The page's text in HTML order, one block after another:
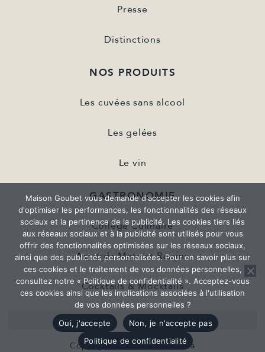
Presse
Distinctions
NOS PRODUITS
Les cuvées sans alcool
Les gelées
Le vin
GASTRONOMIE
Collège Culinaire
Accords Mets et Raisins
Cocktails & Mocktails
Copyright © 2023 - Komunika
Maison Goubet vous demande d'accepter les cookies afin
d'optimiser les performances, les fonctionnalités des réseaux
sociaux et la pertinence de la publicité. Les cookies tiers liés
aux réseaux sociaux et à la publicité sont utilisés pour vous
offrir des fonctionnalités optimisées sur les réseaux sociaux,
ainsi que des publicités personnalisées. Pour en savoir plus sur
ces cookies et le traitement de vos données personnelles,
consultez notre « Politique de confidentialité ». Acceptez-vous
ces cookies ainsi que les implications associées à l'utilisation
de vos données personnelles ?
Oui, j'accepte
Non, je n'accepte pas
Politique de confidentialité